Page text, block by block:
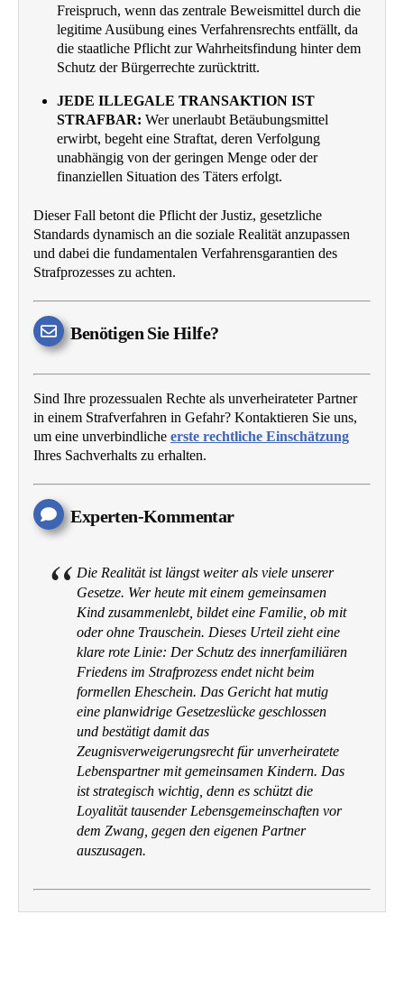
Freispruch, wenn das zentrale Beweismittel durch die
legitime Ausübung eines Verfahrensrechts entfällt, da
die staatliche Pflicht zur Wahrheitsfindung hinter dem
Schutz der Bürgerrechte zurücktritt.
JEDE ILLEGALE TRANSAKTION IST
STRAFBAR: Wer unerlaubt Betäubungsmittel
erwirbt, begeht eine Straftat, deren Verfolgung
unabhängig von der geringen Menge oder der
finanziellen Situation des Täters erfolgt.
Dieser Fall betont die Pflicht der Justiz, gesetzliche
Standards dynamisch an die soziale Realität anzupassen
und dabei die fundamentalen Verfahrensgarantien des
Strafprozesses zu achten.
Benötigen Sie Hilfe?
Sind Ihre prozessualen Rechte als unverheirateter Partner
in einem Strafverfahren in Gefahr? Kontaktieren Sie uns,
um eine unverbindliche erste rechtliche Einschätzung
Ihres Sachverhalts zu erhalten.
Experten-Kommentar
Die Realität ist längst weiter als viele unserer
Gesetze. Wer heute mit einem gemeinsamen
Kind zusammenlebt, bildet eine Familie, ob mit
oder ohne Trauschein. Dieses Urteil zieht eine
klare rote Linie: Der Schutz des innerfamiliären
Friedens im Strafprozess endet nicht beim
formellen Eheschein. Das Gericht hat mutig
eine planwidrige Gesetzeslücke geschlossen
und bestätigt damit das
Zeugnisverweigerungsrecht für unverheiratete
Lebenspartner mit gemeinsamen Kindern. Das
ist strategisch wichtig, denn es schützt die
Loyalität tausender Lebensgemeinschaften vor
dem Zwang, gegen den eigenen Partner
auszusagen.